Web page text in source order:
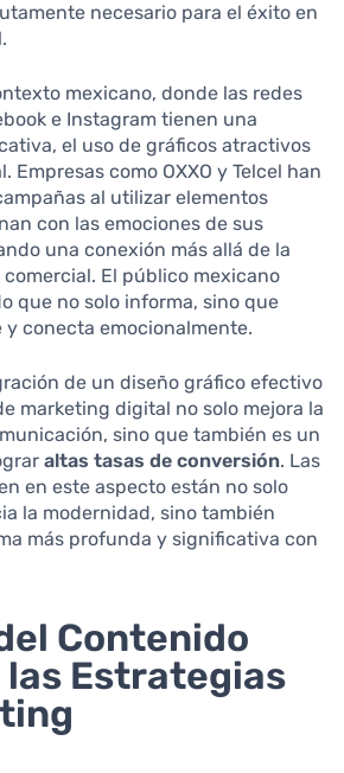
necesario para el éxito en
mexicano, donde las redes
e Instagram tienen una
el uso de gráficos atractivos
Empresas como OXXO y Telcel han
al utilizar elementos
con las emociones de sus
una conexión más allá de la
El público mexicano
que no solo informa, sino que
conecta emocionalmente.
de un diseño gráfico efectivo
marketing digital no solo mejora la
sino que también es un
altas tasas de conversión. Las
en este aspecto están no solo
la modernidad, sino también
más profunda y significativa con
Contenido
las Estrategias